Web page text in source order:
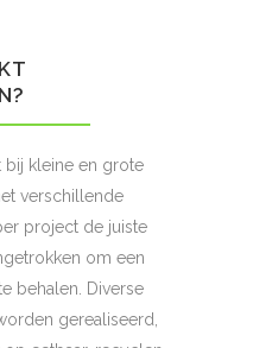
bij kleine en grote
verschillende
project de juiste
om een
behalen. Diverse
gerealiseerd,